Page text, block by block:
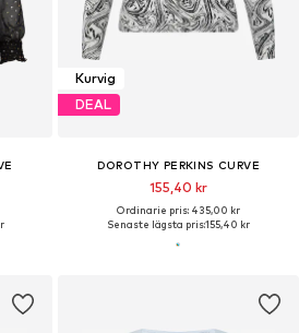
Kurvig
DEAL
DOROTHY PERKINS CURVE
155,40 kr
Ordinarie pris: 435,00 kr
Senaste lägsta pris:155,40 kr